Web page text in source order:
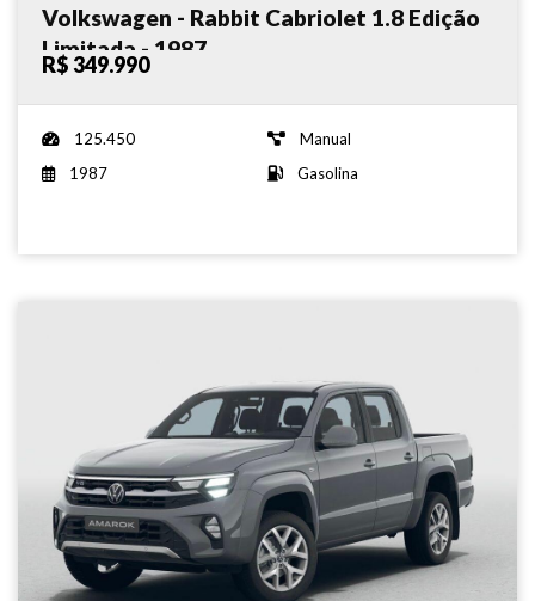
Volkswagen - Rabbit Cabriolet 1.8 Edição
Limitada - 1987
R$ 349.990
125.450
Manual
1987
Gasolina